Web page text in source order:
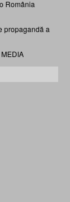
România
propagandă a